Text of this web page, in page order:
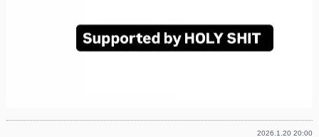
2026.1.20 20:00